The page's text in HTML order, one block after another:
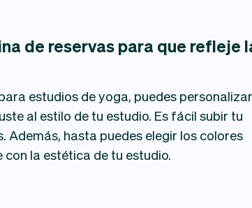
de reservas para que refleje
estudios de yoga, puedes personalizar
al estilo de tu estudio. Es fácil subir tu
Además, hasta puedes elegir los colores
la estética de tu estudio.